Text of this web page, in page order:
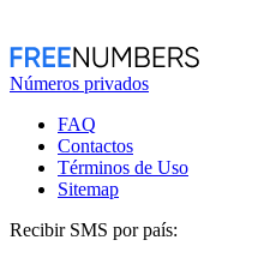
Números privados
FAQ
Contactos
Términos de Uso
Sitemap
Recibir SMS por país: